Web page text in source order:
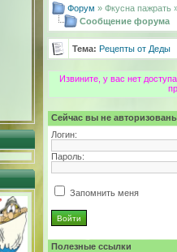
Форум » Фкусна пажрать
Сообщение форума
Тема: Рецепты от Деды
Извините, у вас нет
Сейчас вы не
Логин:
Пароль:
Запомнить меня
Полезные ссылки